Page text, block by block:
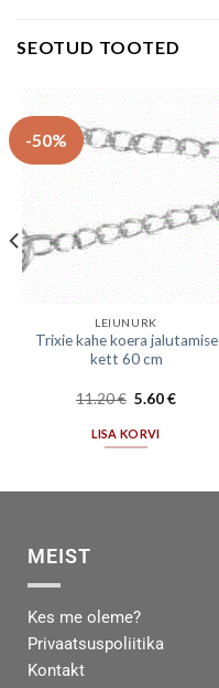
SEOTUD TOOTED
-50%
LEIUNURK
Trixie kahe koera jalutamise
kett 60 cm
11.20€ 5.60€
LISA KORVI
MEIST
Kes me oleme?
Privaatsuspoliitika
Kontakt